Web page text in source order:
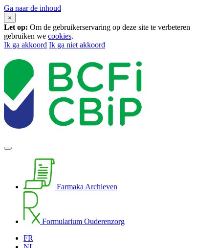
Ga naar de inhoud
×
Let op: Om de gebruikerservaring op deze site te verbeteren
gebruiken we cookies.
Ik ga akkoord Ik ga niet akkoord
Farmaka Archieven
Formularium Ouderenzorg
FR